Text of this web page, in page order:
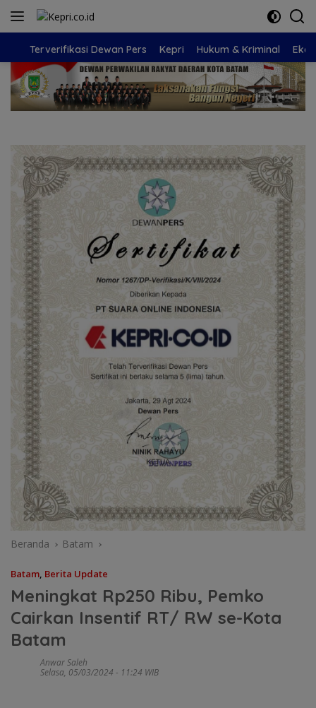
Langsung
Terverifikasi Dewan Pers Kepri Hukum & Kriminal
Beranda Batam
Batam, Berita Update
Meningkat Rp250 Ribu, Pemko
Cairkan Insentif RT/ RW se-Kota
Batam
Anwar Saleh
Selasa, 05/03/2024 - 11:24 WIB